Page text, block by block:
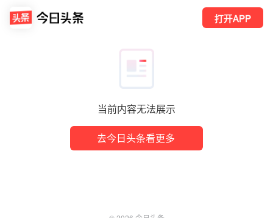
当前内容无法展示
去今日头条看更多
打开APP